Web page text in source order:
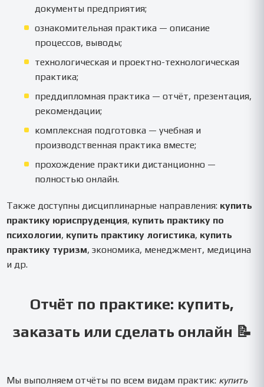
документы предприятия;
ознакомительная практика — описание
процессов, выводы;
технологическая и проектно-технологическая
практика;
преддипломная практика — отчёт, презентация,
рекомендации;
комплексная подготовка — учебная и
производственная практика вместе;
прохождение практики дистанционно —
полностью онлайн.
Также доступны дисциплинарные направления: купить
практику юриспруденция, купить практику по
психологии, купить практику логистика, купить
практику туризм, экономика, менеджмент, медицина
и др.
Отчёт по практике: купить,
заказать или сделать онлайн 📝
Мы выполняем отчёты по всем видам практик: купить